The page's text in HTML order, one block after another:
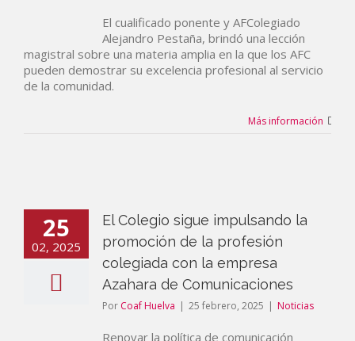
El cualificado ponente y AFColegiado
Alejandro Pestaña, brindó una lección
magistral sobre una materia amplia en la que los AFC
pueden demostrar su excelencia profesional al servicio
de la comunidad.
Más información
25
02, 2025
El Colegio sigue impulsando la
promoción de la profesión
colegiada con la empresa
Azahara de Comunicaciones
Por Coaf Huelva | 25 febrero, 2025 | Noticias
Renovar la política de comunicación